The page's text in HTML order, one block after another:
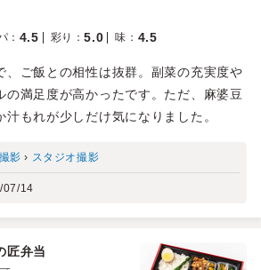
： 4.5 彩り ：5.0 味 ： 4.5
、ご飯との相性は抜群。副菜の充実度や
の満足度が高かったです。ただ、麻婆豆
もれが少しだけ気になりました。
影 › スタジオ撮影
07/14
匠弁当